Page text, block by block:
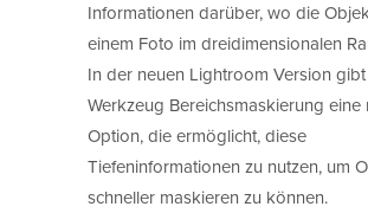
Informationen darüber, wo die
einem Foto im dreidimensionalen
In der neuen Lightroom Version
Werkzeug Bereichsmaskierung eine
Option, die ermöglicht, diese
Tiefeninformationen zu nutzen, um
schneller maskieren zu können.